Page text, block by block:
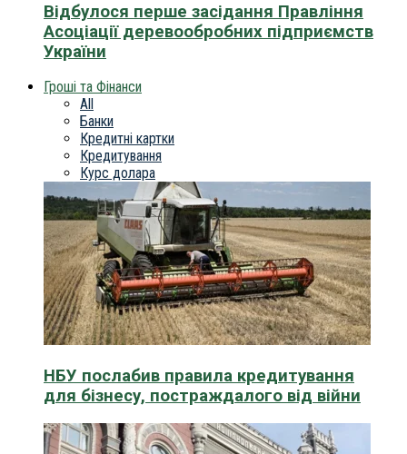
Відбулося перше засідання Правління
Асоціації деревообробних підприємств
України
Гроші та Фінанси
All
Банки
Кредитні картки
Кредитування
Курс долара
НБУ послабив правила кредитування
для бізнесу, постраждалого від війни